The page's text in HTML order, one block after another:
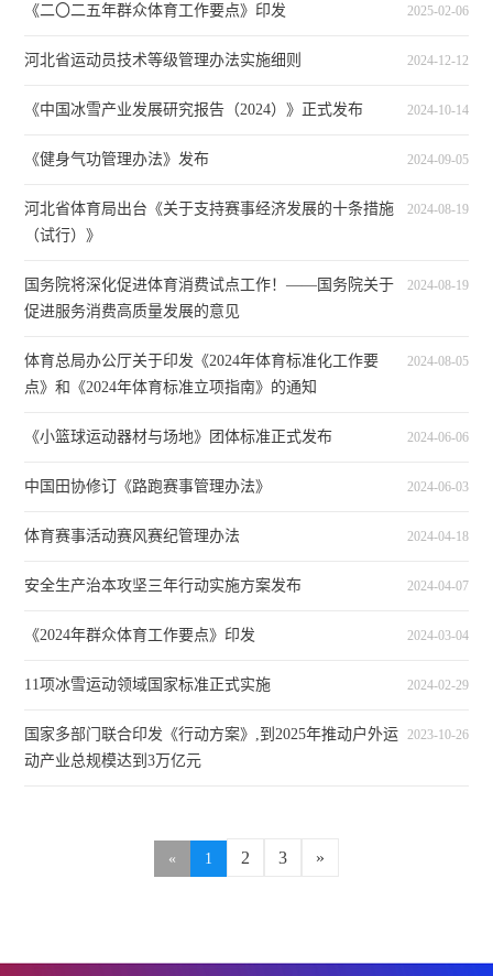
《二〇二五年群众体育工作要点》印发 2025-02-06
河北省运动员技术等级管理办法实施细则 2024-12-12
《中国冰雪产业发展研究报告（2024）》正式发布 2024-10-14
《健身气功管理办法》发布 2024-09-05
河北省体育局出台《关于支持赛事经济发展的十条措施
（试行）》
2024-08-19
国务院将深化促进体育消费试点工作！——国务院关于
促进服务消费高质量发展的意见
2024-08-19
体育总局办公厅关于印发《2024年体育标准化工作要
点》和《2024年体育标准立项指南》的通知
2024-08-05
《小篮球运动器材与场地》团体标准正式发布 2024-06-06
中国田协修订《路跑赛事管理办法》 2024-06-03
体育赛事活动赛风赛纪管理办法 2024-04-18
安全生产治本攻坚三年行动实施方案发布 2024-04-07
《2024年群众体育工作要点》印发 2024-03-04
11项冰雪运动领域国家标准正式实施 2024-02-29
国家多部门联合印发《行动方案》,到2025年推动户外运
动产业总规模达到3万亿元
2023-10-26
« 1 2 3 »